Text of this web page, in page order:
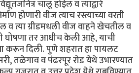
चालू होईल व त्याद्वारे
होणारी वीज त्याच रस्त्याच्या वरती
व त्या ग्रीडमधली वीज वाहने खेचतील व
घोषणा तर आधीच केली आहे, याची
करून दिली. पुणे शहरात हा पायलट
तळेगाव व पंढरपूर रोड येथे उभारण्यात